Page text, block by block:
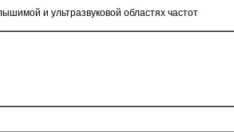
и ультразвуковой областях частот